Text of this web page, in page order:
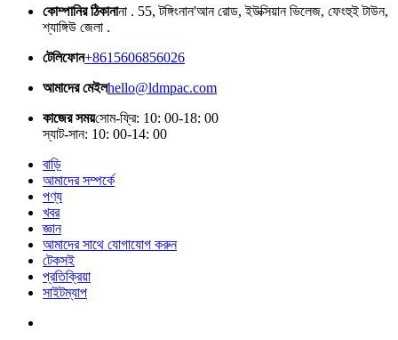
কোম্পানির ঠিকানানা . 55, টঙ্গিংনান'আন রোড, ইউক্সিয়ান ভিলেজ, ফেংহুই টাউন,
শ্যাঙ্গিউ জেলা .
টেলিফোন+8615606856026
আমাদের মেইলhello@ldmpac.com
কাজের সময়সোম-ফ্রি: 10: 00-18: 00
স্যাট-সান: 10: 00-14: 00
বাড়ি
আমাদের সম্পর্কে
পণ্য
খবর
জ্ঞান
আমাদের সাথে যোগাযোগ করুন
টেকসই
প্রতিক্রিয়া
সাইটম্যাপ